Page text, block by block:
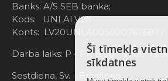
Banks: A/S SEB banka;
Kods: UNLALV2X
Konts: LV20UNLA0050007676877
Darba laiks: P - Pk. 8:00 - 12:00;
Sestdiena, Sv. - Brīvdiena
Šī tīmekļa
sīkdatnes